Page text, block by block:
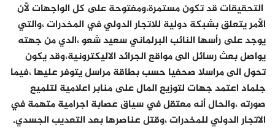
التحقيقات قد تكون مستمرة،ومفتوحة على كل الواجهات لأن
الأمر يتعلق بشبكة دولية للاتجار الدولي في المخدرات ،والتي
يوجد على رأسها النائب البرلماني سعيد شعو ،الدي من جهته
يواصل بعث رسائل الى مواقع الجرائد الاليكترونية،وقد يكون
تحول الى مراسلا صحفيا حسب بطاقة مراسل يتوفر عليها ،فيما
جلماد اعتمد جهات لتوزيع المال على منابر اعلامية لتلميع
صورته ،والحال أنه معتقل في سياق عصابة اجرامية متهمة في
الاتجار الدولي للمخدرات ،وقتل عناصرها بعد التعديب الجسدي.